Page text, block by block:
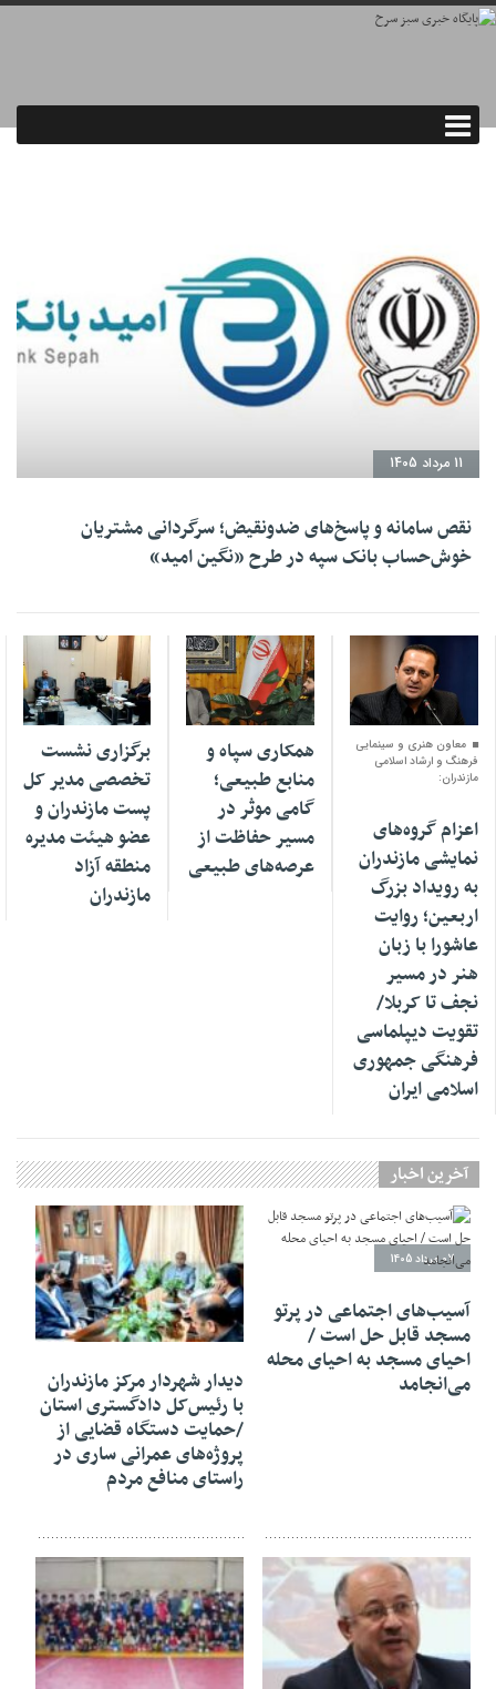
11 مرداد 1405
نقص سامانه و پاسخ‌های ضدونقیض؛ سرگردانی مشتریان
خوش‌حساب بانک سپه در طرح «نگین امید»
07 مرداد 1405
معاون هنری و سینمایی
فرهنگ و ارشاد اسلامی
مازندران:
اعزام گروه‌های
نمایشی مازندران
به رویداد بزرگ
اربعین؛ روایت
عاشورا با زبان
هنر در مسیر
نجف تا کربلا/
تقویت دیپلماسی
فرهنگی جمهوری
اسلامی ایران
07 مرداد 1405
همکاری سپاه و
منابع طبیعی؛
گامی موثر در
مسیر حفاظت از
عرصه‌های طبیعی
07 مرداد 1405
برگزاری نشست
تخصصی مدیر کل
پست مازندران و
عضو هیئت مدیره
منطقه آزاد
مازندران
آخرین اخبار
07 مرداد 1405
آسیب‌های اجتماعی در پرتو
مسجد قابل حل است /
احیای مسجد به احیای محله
می‌انجامد
07 مرداد 1405
دیدار شهردار مرکز مازندران
با رئیس‌کل دادگستری استان
/حمایت دستگاه قضایی از
پروژه‌های عمرانی ساری در
راستای منافع مردم